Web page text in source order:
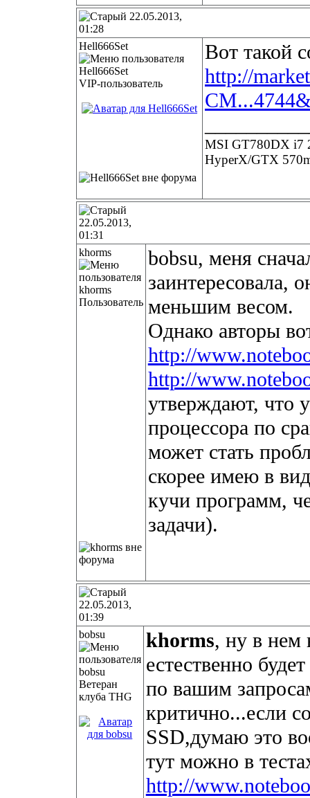
22.05.2013,
01:28
Hell666Set
VIP-пользователь
Вот такой
http://
MSI GT780DX i7
HyperX/GTX
22.05.2013,
01:31
khorms
Пользователь
bobsu, меня
заинтересовала,
меньшим весом.
Однако авторы
http://
http://
утверждают, что
процессора по
может стать
скорее имею в
кучи программ,
задачи).
22.05.2013,
01:39
bobsu
Ветеран
клуба THG
khorms, ну в нем
естественно
по вашим
критично...если
SSD,думаю это
тут можно в
http://